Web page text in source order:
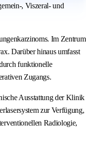
, Viszeral- und
Im Zentrum
Darüber hinaus umfasst
funktionelle
Zugangs.
Ausstattung der Klinik
zur Verfügung,
Radiologie,